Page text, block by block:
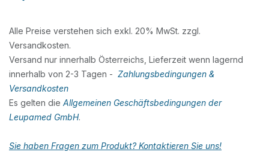
Alle Preise verstehen sich exkl. 20% MwSt. zzgl.
Versandkosten.
Versand nur innerhalb Österreichs, Lieferzeit wenn lagernd
innerhalb von 2-3 Tagen - Zahlungsbedingungen &
Versandkosten
Es gelten die Allgemeinen Geschäftsbedingungen der
Leupamed GmbH.
Sie haben Fragen zum Produkt? Kontaktieren Sie uns!